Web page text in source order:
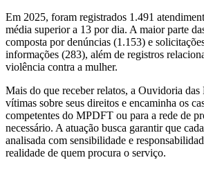
Em 2025, foram registrados 1.491
média superior a 13 por dia. A maior parte
composta por denúncias (1.153) e
informações (283), além de registros
violência contra a mulher.
Mais do que receber relatos, a Ouvidoria das
vítimas sobre seus direitos e encaminha os
competentes do MPDFT ou para a rede de
necessário. A atuação busca garantir que
analisada com sensibilidade e
realidade de quem procura o serviço.